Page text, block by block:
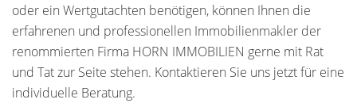
oder ein Wertgutachten benötigen, können Ihnen die
erfahrenen und professionellen Immobilienmakler der
renommierten Firma HORN IMMOBILIEN gerne mit Rat
und Tat zur Seite stehen. Kontaktieren Sie uns jetzt für eine
individuelle Beratung.